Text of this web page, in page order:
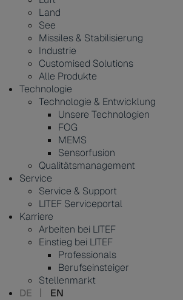
Land
See
Missiles & Stabilisierung
Industrie
Customised Solutions
Alle Produkte
Technologie
Technologie & Entwicklung
Unsere Technologien
FOG
MEMS
Sensorfusion
Qualitätsmanagement
Service
Service & Support
LITEF Serviceportal
Karriere
Arbeiten bei LITEF
Einstieg bei LITEF
Professionals
Berufseinsteiger
Stellenmarkt
DE
EN